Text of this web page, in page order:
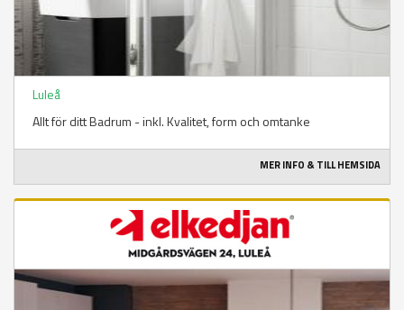
Luleå
Allt för ditt Badrum - inkl. Kvalitet, form och omtanke
MER INFO & TILL HEMSIDA